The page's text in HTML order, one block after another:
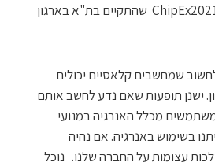
נשיא לתחום המיחשוב הקוונטי ב-IBM. קראודר אמר את הדברים בכנס ChipEx2021 שהתקיים בת"א בארגון
שמחשבים קלאסיים יכולים
ישנן תופעות שאם נדע לחשב אותם
מכלל האנרגיה במנועי
בשימוש באנרגיה. אם נהיה
עצומות על החברה שלנו. נוכל